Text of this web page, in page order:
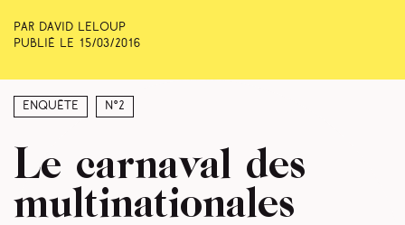
Par David Leloup
Publié le
15/03/2016
Enquête N°2
Le carnaval des
multinationales